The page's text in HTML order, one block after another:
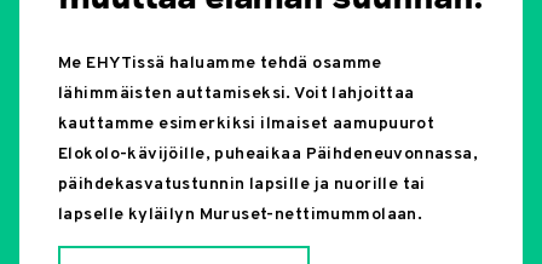
Me EHYTissä haluamme tehdä osamme
lähimmäisten auttamiseksi. Voit lahjoittaa
kauttamme esimerkiksi ilmaiset aamupuurot
Elokolo-kävijöille, puheaikaa Päihdeneuvonnassa,
päihdekasvatustunnin lapsille ja nuorille tai
lapselle kyläilyn Muruset-nettimummolaan.